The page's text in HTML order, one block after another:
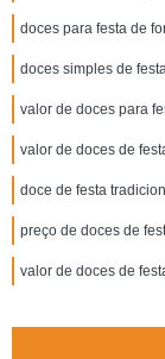
doces para festa de
doces simples de
valor de doces para
valor de doces de
doce de festa
preço de doces de
valor de doces de